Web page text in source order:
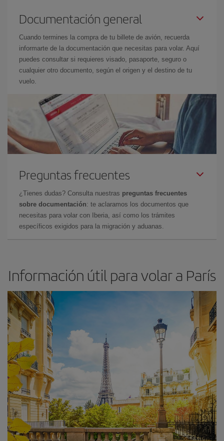
Documentación general
Cuando termines la compra de tu billete de avión, recuerda
informarte de la documentación que necesitas para volar. Aquí
puedes consultar si requieres visado, pasaporte, seguro o
cualquier otro documento, según el origen y el destino de tu
vuelo.
Preguntas frecuentes
¿Tienes dudas? Consulta nuestras preguntas frecuentes
sobre documentación: te aclaramos los documentos que
necesitas para volar con Iberia, así como los trámites
específicos exigidos para la migración y aduanas.
Información útil para volar a París